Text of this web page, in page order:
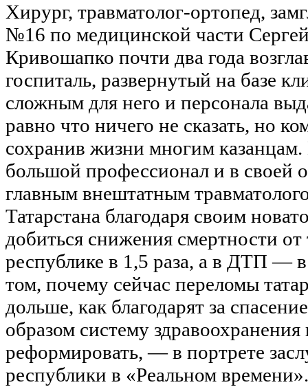
Хирург, травматолог-ортопед,
№16 по медицинской части
Кривошапко почти два года
госпиталь, развернутый на базе
сложным для него и персонала
равно что ничего не сказать, но
сохранив жизни многим
большой профессионал и в своей
главным внештатным
Татарстана благодаря своим
добиться снижения смертности от
республике в 1,5 раза, а в ДТП —
том, почему сейчас переломы
дольше, как благодарят за
образом систему
реформировать, — в портрете
республики в «Реальном времени».